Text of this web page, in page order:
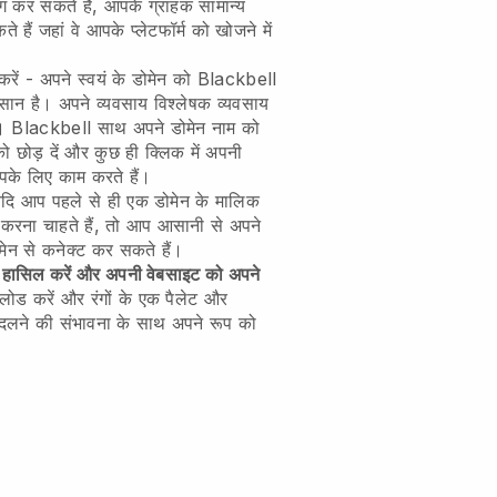
कर सकते हैं, आपके ग्राहक सामान्य
हैं जहां वे आपके प्लेटफॉर्म को खोजने में
- अपने स्वयं के डोमेन को Blackbell
है। अपने व्यवसाय विश्लेषक व्यवसाय
Blackbell साथ अपने डोमेन नाम को
छोड़ दें और कुछ ही क्लिक में अपनी
लिए काम करते हैं।
आप पहले से ही एक डोमेन के मालिक
चाहते हैं, तो आप आसानी से अपने
से कनेक्ट कर सकते हैं।
हासिल करें और अपनी वेबसाइट को अपने
करें और रंगों के एक पैलेट और
की संभावना के साथ अपने रूप को